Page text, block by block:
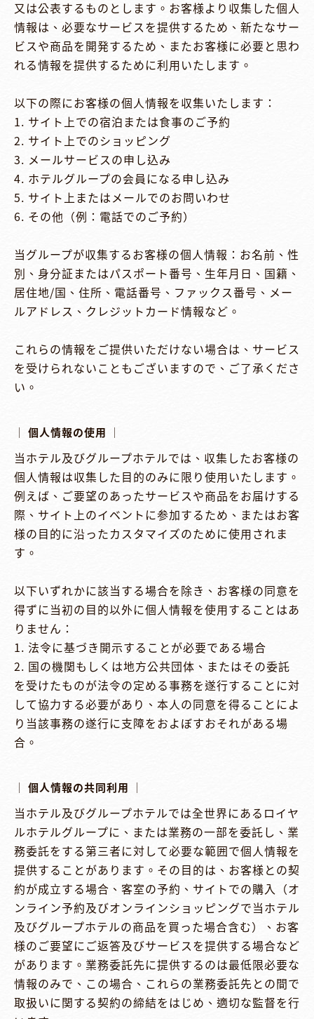
又は公表するものとします。お客様より収集した個人
情報は、必要なサービスを提供するため、新たなサー
ビスや商品を開発するため、またお客様に必要と思わ
れる情報を提供するために利用いたします。
以下の際にお客様の個人情報を収集いたします：
1. サイト上での宿泊または食事のご予約
2. サイト上でのショッピング
3. メールサービスの申し込み
4. ホテルグループの会員になる申し込み
5. サイト上またはメールでのお問いわせ
6. その他（例：電話でのご予約）
当グループが収集するお客様の個人情報：お名前、性
別、身分証またはパスポート番号、生年月日、国籍、
居住地/国、住所、電話番号、ファックス番号、メー
ルアドレス、クレジットカード情報など。
これらの情報をご提供いただけない場合は、サービス
を受けられないこともございますので、ご了承くださ
い。
│ 個人情報の使用 │
当ホテル及びグループホテルでは、収集したお客様の
個人情報は収集した目的のみに限り使用いたします。
例えば、ご要望のあったサービスや商品をお届けする
際、サイト上のイベントに参加するため、またはお客
様の目的に沿ったカスタマイズのために使用されま
す。
以下いずれかに該当する場合を除き、お客様の同意を
得ずに当初の目的以外に個人情報を使用することはあ
りません：
1. 法令に基づき開示することが必要である場合
2. 国の機関もしくは地方公共団体、またはその委託
を受けたものが法令の定める事務を遂行することに対
して協力する必要があり、本人の同意を得ることによ
り当該事務の遂行に支障をおよぼすおそれがある場
合。
│ 個人情報の共同利用 │
当ホテル及びグループホテルでは全世界にあるロイヤ
ルホテルグループに、または業務の一部を委託し、業
務委託をする第三者に対して必要な範囲で個人情報を
提供することがあります。その目的は、お客様との契
約が成立する場合、客室の予約、サイトでの購入（オ
ンライン予約及びオンラインショッピングで当ホテル
及びグループホテルの商品を買った場合含む）、お客
様のご要望にご返答及びサービスを提供する場合など
があります。業務委託先に提供するのは最低限必要な
情報のみで、この場合、これらの業務委託先との間で
取扱いに関する契約の締結をはじめ、適切な監督を行